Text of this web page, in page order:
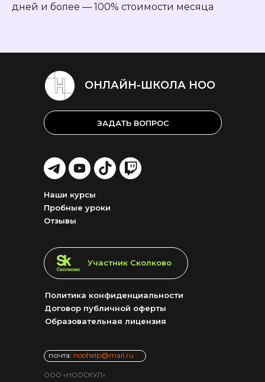
дней и более — 100% стоимости месяца
ОНЛАЙН-ШКОЛА НОО
ООО «НООСКУЛ»
почта: noohelp@mail.ru
LET'S
GO!
LET'S
GO!
LET'S
GO!
LET'S
GO!
Образовательная лицензия
Договор публичной оферты
Политика конфиденциальности
Отзывы
Пробные уроки
Наши курсы
ЗАДАТЬ ВОПРОС
Участник Сколково
LET'S GO!